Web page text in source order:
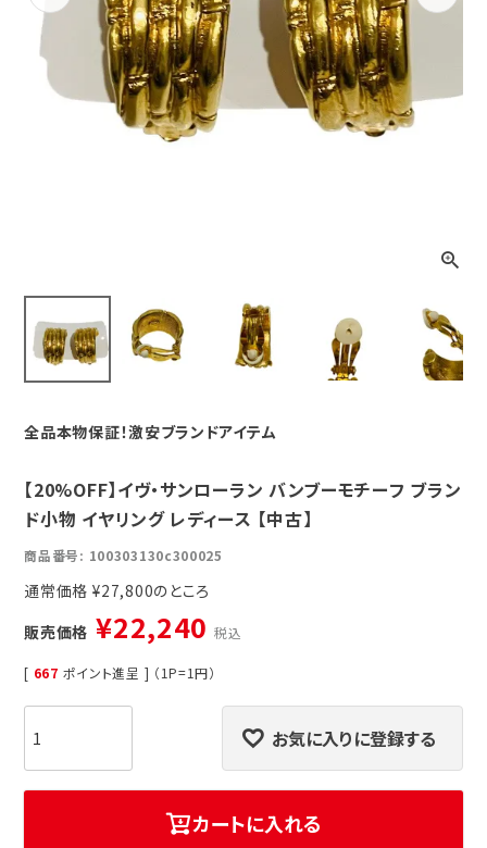
Previous Next
全品本物保証！激安ブランドアイテム
【20%OFF】イヴ・サンローラン バンブーモチーフ ブラン
ド小物 イヤリング レディース 【中古】
商品番号 100303130c300025
通常価格 ¥27,800
販売価格 ¥22,240 税込
[ 667 ポイント進呈 ] （1P=1円）
お気に入りに登録する
カートに入れる